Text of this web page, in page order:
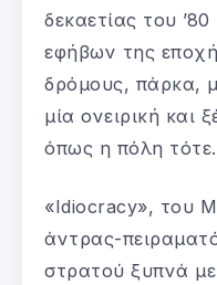
δεκαετίας του
εφήβων της
δρόμους, πάρκα,
μία ονειρική και
όπως η πόλη τότε.
«Idiocracy», του
άντρας-
στρατού ξυπνά